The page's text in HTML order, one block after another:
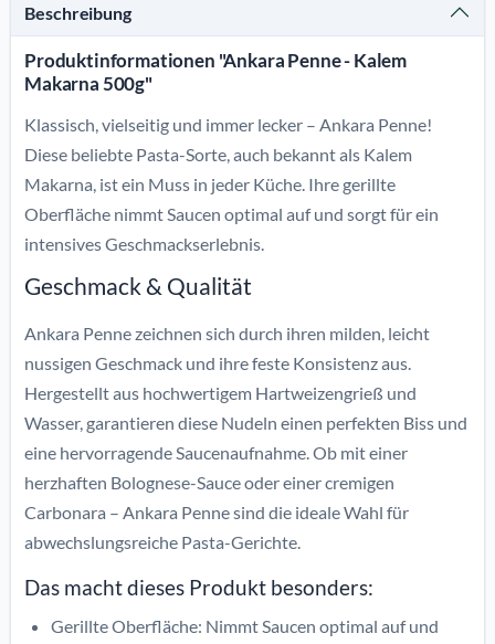
Beschreibung
Produktinformationen "Ankara Penne - Kalem
Makarna 500g"
Klassisch, vielseitig und immer lecker – Ankara Penne!
Diese beliebte Pasta-Sorte, auch bekannt als Kalem
Makarna, ist ein Muss in jeder Küche. Ihre gerillte
Oberfläche nimmt Saucen optimal auf und sorgt für ein
intensives Geschmackserlebnis.
Geschmack & Qualität
Ankara Penne zeichnen sich durch ihren milden, leicht
nussigen Geschmack und ihre feste Konsistenz aus.
Hergestellt aus hochwertigem Hartweizengrieß und
Wasser, garantieren diese Nudeln einen perfekten Biss und
eine hervorragende Saucenaufnahme. Ob mit einer
herzhaften Bolognese-Sauce oder einer cremigen
Carbonara – Ankara Penne sind die ideale Wahl für
abwechslungsreiche Pasta-Gerichte.
Das macht dieses Produkt besonders:
Gerillte Oberfläche: Nimmt Saucen optimal auf und